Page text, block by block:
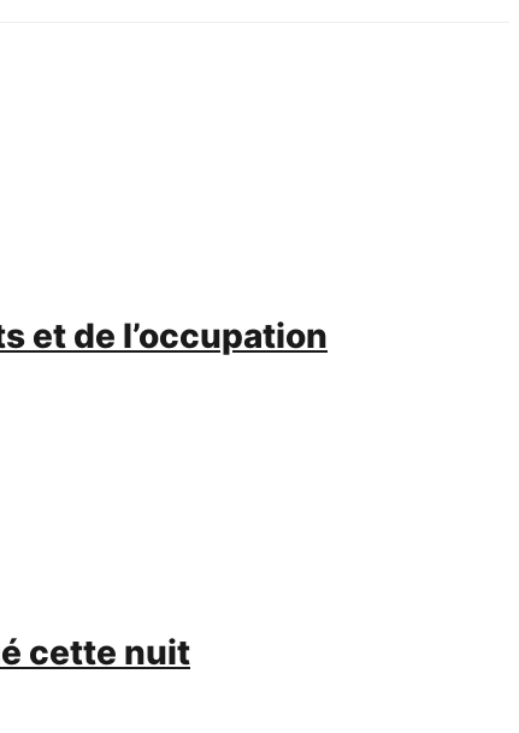
et de l’occupation
cette nuit